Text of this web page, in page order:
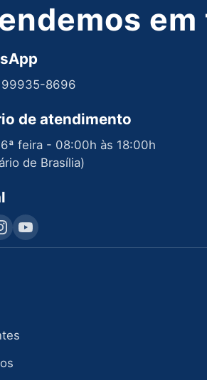
99935-8696
de atendimento
6ª feira - 08:00h às 18:00h
de Brasília)